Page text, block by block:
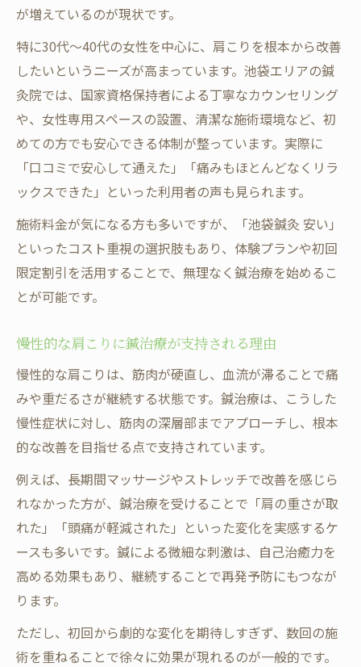
鍼治療前に知っておきたいリスク管理
肩が重い方におすすめの対策とは
肩が重い時に役立つ鍼治療のアプローチ
重だるい肩こりに鍼治療が有効な理由
肩こり対策として鍼治療を取り入れる方法
デスクワークで肩が重い方に鍼治療のすす
め
肩の緊張を緩める鍼治療の実践ポイント
が増えているのが現状です。
特に30代～40代の女性を中心に、肩こりを根本から改善
したいというニーズが高まっています。池袋エリアの鍼
灸院では、国家資格保持者による丁寧なカウンセリング
や、女性専用スペースの設置、清潔な施術環境など、初
めての方でも安心できる体制が整っています。実際に
「口コミで安心して通えた」「痛みもほとんどなくリラ
ックスできた」といった利用者の声も見られます。
施術料金が気になる方も多いですが、「池袋鍼灸 安い」
といったコスト重視の選択肢もあり、体験プランや初回
限定割引を活用することで、無理なく鍼治療を始めるこ
とが可能です。
慢性的な肩こりに鍼治療が支持される理由
慢性的な肩こりは、筋肉が硬直し、血流が滞ることで痛
みや重だるさが継続する状態です。鍼治療は、こうした
慢性症状に対し、筋肉の深層部までアプローチし、根本
的な改善を目指せる点で支持されています。
例えば、長期間マッサージやストレッチで改善を感じら
れなかった方が、鍼治療を受けることで「肩の重さが取
れた」「頭痛が軽減された」といった変化を実感するケ
ースも多いです。鍼による微細な刺激は、自己治癒力を
高める効果もあり、継続することで再発予防にもつなが
ります。
ただし、初回から劇的な変化を期待しすぎず、数回の施
術を重ねることで徐々に効果が現れるのが一般的です。